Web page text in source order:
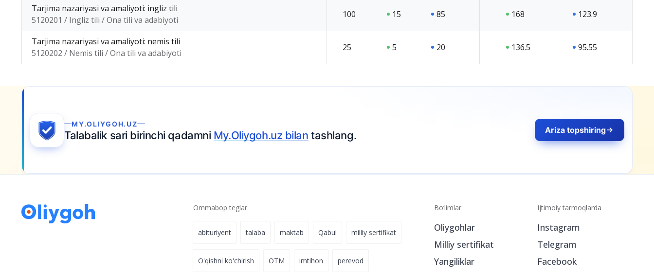
Tarjima nazariyasi va amaliyoti: ingliz tili
5120201 / Ingliz tili / Ona tili va adabiyoti
100 15 85 168 123.9
Tarjima nazariyasi va amaliyoti: nemis tili
5120202 / Nemis tili / Ona tili va adabiyoti
25 5 20 136.5 95.55
Ariza topshiring
Ommabop teglar
abituriyent talaba maktab Qabul milliy sertifikat
O'qishni ko'chirish OTM imtihon perevod
Bo‘limlar
Oliygohlar
Milliy sertifikat
Yangiliklar
Ijtimoiy tarmoqlarda
Instagram
Telegram
Facebook